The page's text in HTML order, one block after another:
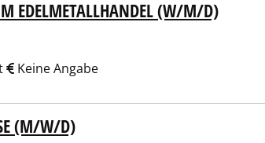
EDELMETALLHANDEL (W/M/D)
Keine Angabe
(M/W/D)